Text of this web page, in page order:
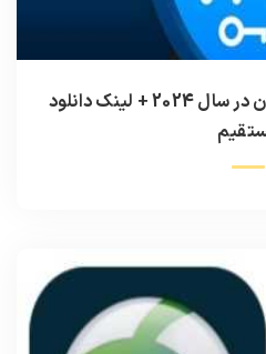
امن ترین vpn برای ایرانیان در سال 2024 + لینک دانلود